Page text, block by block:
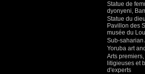
Statue de
dyonyeni,
Statue du
Pavillon des
musée du
Sub-saharian
Yoruba art
Arts
litigieuses et
d'experts